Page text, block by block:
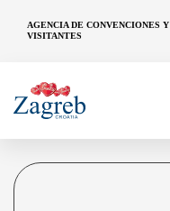
AGENCIA DE CONVENCIONES Y
VISITANTES